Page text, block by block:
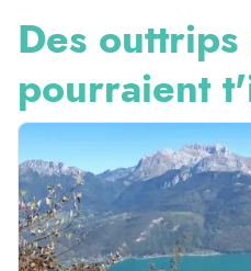
Des
pourraient